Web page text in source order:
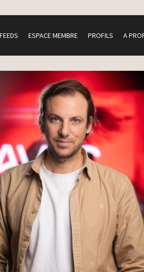
FEEDS ESPACE MEMBRE PROFILS A